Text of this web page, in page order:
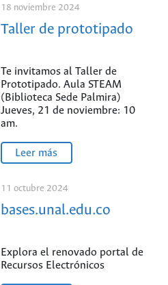
18 noviembre 2024
Taller de prototipado
Te invitamos al Taller de
Prototipado. Aula STEAM
(Biblioteca Sede Palmira)
Jueves, 21 de noviembre: 10
am.
Leer más
11 octubre 2024
bases.unal.edu.co
Explora el renovado portal de
Recursos Electrónicos